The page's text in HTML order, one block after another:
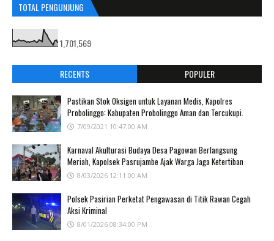
TOTAL PENGUNJUNG
1,701,569
RECENTS POPULER
Pastikan Stok Oksigen untuk Layanan Medis, Kapolres
Probolinggo: Kabupaten Probolinggo Aman dan Tercukupi.
7/09/2021 10:47:00 AM
Karnaval Akulturasi Budaya Desa Pagowan Berlangsung
Meriah, Kapolsek Pasrujambe Ajak Warga Jaga Ketertiban
8/03/2026 12:11:00 AM
Polsek Pasirian Perketat Pengawasan di Titik Rawan Cegah
Aksi Kriminal
8/01/2026 08:34:00 PM